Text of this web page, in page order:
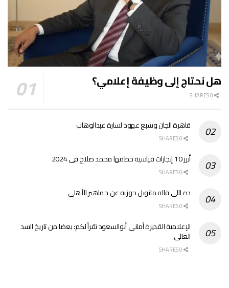
هل نحتاج إلى وظيفة إعلامي؟
قاهرة الجان وسبع عهود لسارة عبدالوهاب
أبرز 10 إنجازات قياسية حطمها محمد صلاح فى 2024
ده اللى قاله مانويل جوزيه عن جماهير الأهلى
الإعلامية القديرة أمانى أبوالسعود تقرأ لكم: بعضا من تاريخ السد
العالى